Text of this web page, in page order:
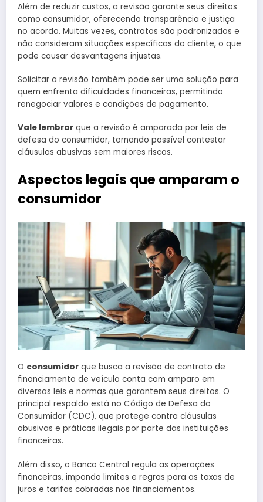
Além de reduzir custos, a revisão garante seus direitos
como consumidor, oferecendo transparência e justiça
no acordo. Muitas vezes, contratos são padronizados e
não consideram situações específicas do cliente, o que
pode causar desvantagens injustas.
Solicitar a revisão também pode ser uma solução para
quem enfrenta dificuldades financeiras, permitindo
renegociar valores e condições de pagamento.
Vale lembrar que a revisão é amparada por leis de
defesa do consumidor, tornando possível contestar
cláusulas abusivas sem maiores riscos.
Aspectos legais que amparam o
consumidor
O consumidor que busca a revisão de contrato de
financiamento de veículo conta com amparo em
diversas leis e normas que garantem seus direitos. O
principal respaldo está no Código de Defesa do
Consumidor (CDC), que protege contra cláusulas
abusivas e práticas ilegais por parte das instituições
financeiras.
Além disso, o Banco Central regula as operações
financeiras, impondo limites e regras para as taxas de
juros e tarifas cobradas nos financiamentos.